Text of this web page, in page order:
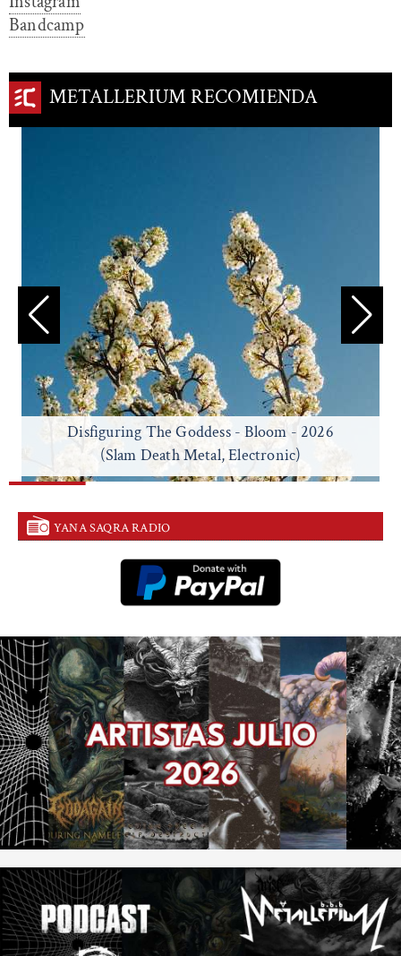
Bandcamp
METALLERIUM RECOMIENDA
Disfiguring The Goddess - Bloom - 2026
(Slam Death Metal, Electronic)
YANA SAQRA RADIO